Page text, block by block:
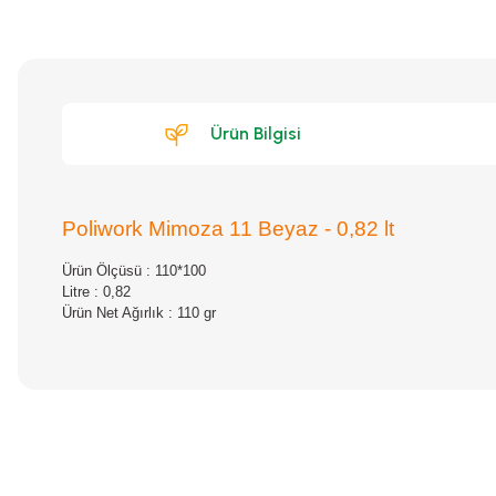
Ürün Bilgisi
Poliwork Mimoza 11 Beyaz - 0,82 lt
Ürün Ölçüsü : 110*100
Litre : 0,82
Ürün Net Ağırlık : 110 gr